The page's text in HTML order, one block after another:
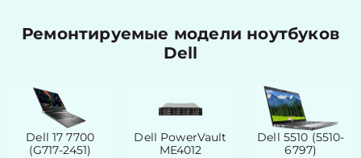
Ремонтируемые модели ноутбуков
Dell
Dell 17 7700
(G717-2451)
Dell PowerVault
ME4012
Dell 5510 (5510-
6797)